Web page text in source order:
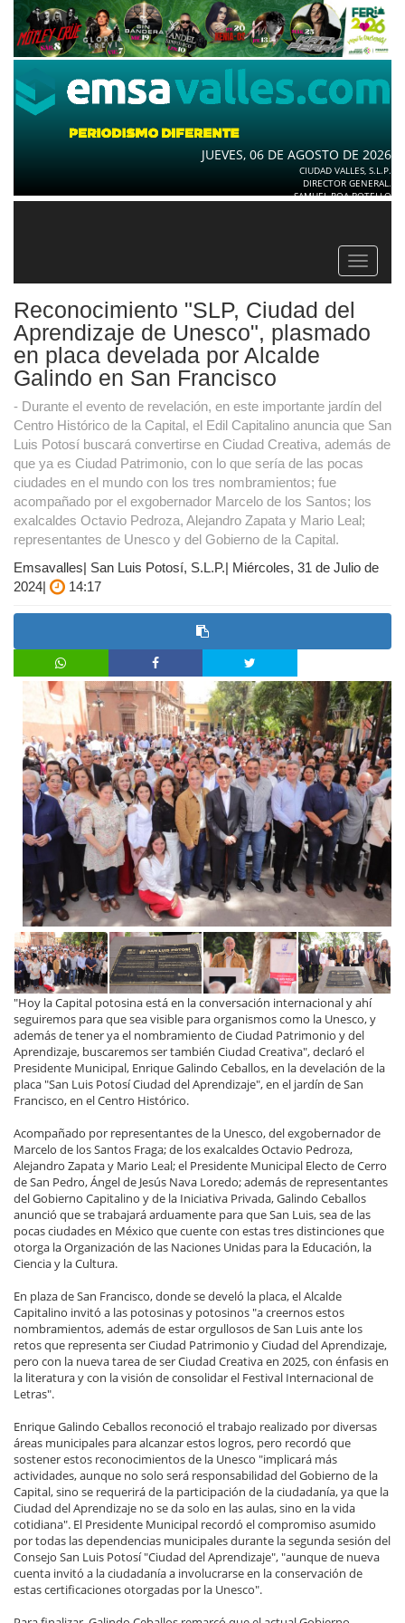
JUEVES, 06 DE AGOSTO DE 2026
CIUDAD VALLES, S.L.P.
DIRECTOR GENERAL.
SAMUEL ROA BOTELLO
Toggle
Reconocimiento "SLP, Ciudad del
Aprendizaje de Unesco", plasmado
en placa develada por Alcalde
Galindo en San Francisco
- Durante el evento de revelación, en este importante jardín del
Centro Histórico de la Capital, el Edil Capitalino anuncia que San
Luis Potosí buscará convertirse en Ciudad Creativa, además de
que ya es Ciudad Patrimonio, con lo que sería de las pocas
ciudades en el mundo con los tres nombramientos; fue
acompañado por el exgobernador Marcelo de los Santos; los
exalcaldes Octavio Pedroza, Alejandro Zapata y Mario Leal;
representantes de Unesco y del Gobierno de la Capital.
Emsavalles| San Luis Potosí, S.L.P.| Miércoles, 31 de Julio de
2024|
14:17
"Hoy la Capital potosina está en la conversación internacional y ahí
seguiremos para que sea visible para organismos como la Unesco, y
además de tener ya el nombramiento de Ciudad Patrimonio y del
Aprendizaje, buscaremos ser también Ciudad Creativa", declaró el
Presidente Municipal, Enrique Galindo Ceballos, en la develación de la
placa "San Luis Potosí Ciudad del Aprendizaje", en el jardín de San
Francisco, en el Centro Histórico.
Acompañado por representantes de la Unesco, del exgobernador de
Marcelo de los Santos Fraga; de los exalcaldes Octavio Pedroza,
Alejandro Zapata y Mario Leal; el Presidente Municipal Electo de Cerro
de San Pedro, Ángel de Jesús Nava Loredo; además de representantes
del Gobierno Capitalino y de la Iniciativa Privada, Galindo Ceballos
anunció que se trabajará arduamente para que San Luis, sea de las
pocas ciudades en México que cuente con estas tres distinciones que
otorga la Organización de las Naciones Unidas para la Educación, la
Ciencia y la Cultura.
En plaza de San Francisco, donde se develó la placa, el Alcalde
Capitalino invitó a las potosinas y potosinos "a creernos estos
nombramientos, además de estar orgullosos de San Luis ante los
retos que representa ser Ciudad Patrimonio y Ciudad del Aprendizaje,
pero con la nueva tarea de ser Ciudad Creativa en 2025, con énfasis en
la literatura y con la visión de consolidar el Festival Internacional de
Letras".
Enrique Galindo Ceballos reconoció el trabajo realizado por diversas
áreas municipales para alcanzar estos logros, pero recordó que
sostener estos reconocimientos de la Unesco "implicará más
actividades, aunque no solo será responsabilidad del Gobierno de la
Capital, sino se requerirá de la participación de la ciudadanía, ya que la
Ciudad del Aprendizaje no se da solo en las aulas, sino en la vida
cotidiana". El Presidente Municipal recordó el compromiso asumido
por todas las dependencias municipales durante la segunda sesión del
Consejo San Luis Potosí "Ciudad del Aprendizaje", "aunque de nueva
cuenta invitó a la ciudadanía a involucrarse en la conservación de
estas certificaciones otorgadas por la Unesco".